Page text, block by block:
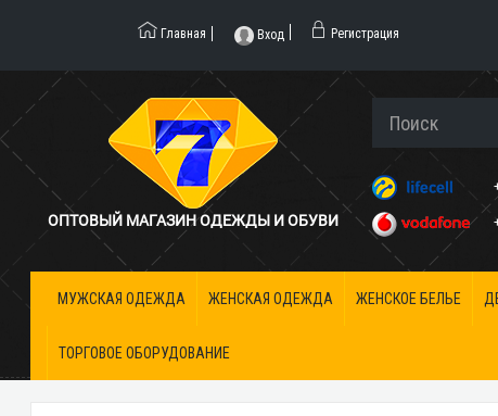
Главная Вход Регистрация
ОПТОВЫЙ МАГАЗИН ОДЕЖДЫ И ОБУВИ
МУЖСКАЯ ОДЕЖДА ЖЕНСКАЯ ОДЕЖДА ЖЕНСКОЕ БЕЛЬЕ
ТОРГОВОЕ ОБОРУДОВАНИЕ